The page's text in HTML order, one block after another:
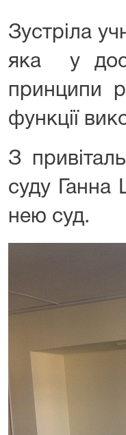
Зустріла
яка у
принципи
функції
З
суду Ганна
нею суд.